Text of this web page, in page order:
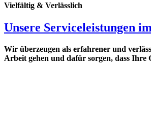
Vielfältig & Verlässlich
Unsere Serviceleistungen
Wir überzeugen als erfahrener und
Arbeit gehen und dafür sorgen, dass Ihre